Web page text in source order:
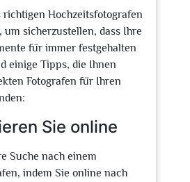
richtigen Hochzeitsfotografen
um sicherzustellen, dass Ihre
für immer festgehalten
einige Tipps, die Ihnen
Fotografen für Ihren
Sie online
Suche nach einem
indem Sie online nach